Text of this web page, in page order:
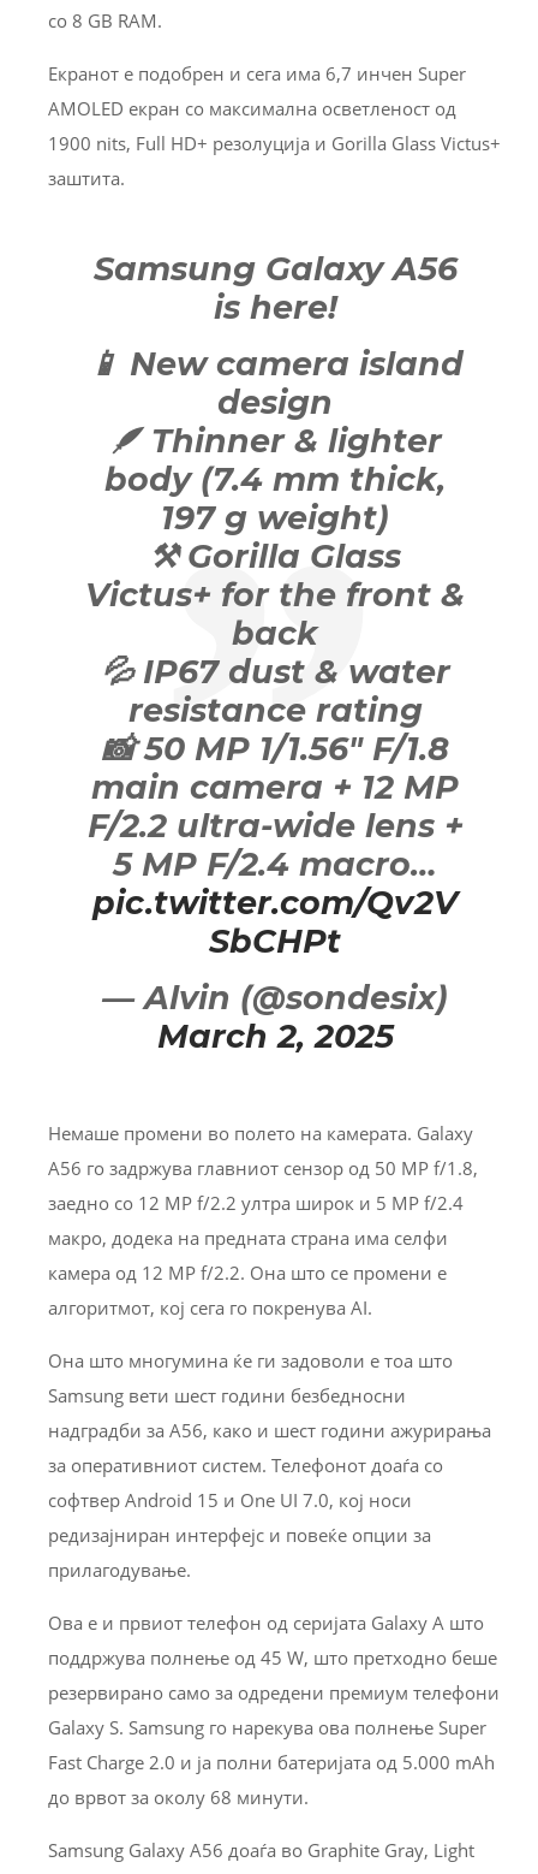
со 8 GB RAM.
Екранот е подобрен и сега има 6,7 инчен Super
AMOLED екран со максимална осветленост од
1900 nits, Full HD+ резолуција и Gorilla Glass Victus+
заштита.
Samsung Galaxy A56
is here!
📱 New camera island
design
🪶 Thinner & lighter
body (7.4 mm thick,
197 g weight)
⚒️ Gorilla Glass
Victus+ for the front &
back
💦 IP67 dust & water
resistance rating
📸 50 MP 1/1.56" F/1.8
main camera + 12 MP
F/2.2 ultra-wide lens +
5 MP F/2.4 macro…
pic.twitter.com/Qv2V
SbCHPt
— Alvin (@sondesix)
March 2, 2025
Немаше промени во полето на камерата. Galaxy
A56 го задржува главниот сензор од 50 MP f/1.8,
заедно со 12 MP f/2.2 ултра широк и 5 MP f/2.4
макро, додека на предната страна има селфи
камера од 12 MP f/2.2. Она што се промени е
алгоритмот, кој сега го покренува AI.
Она што многумина ќе ги задоволи е тоа што
Samsung вети шест години безбедносни
надградби за A56, како и шест години ажурирања
за оперативниот систем. Телефонот доаѓа со
софтвер Android 15 и One UI 7.0, кој носи
редизајниран интерфејс и повеќе опции за
прилагодување.
Ова е и првиот телефон од серијата Galaxy A што
поддржува полнење од 45 W, што претходно беше
резервирано само за одредени премиум телефони
Galaxy S. Samsung го нарекува ова полнење Super
Fast Charge 2.0 и ја полни батеријата од 5.000 mAh
до врвот за околу 68 минути.
Samsung Galaxy A56 доаѓа во Graphite Gray, Light